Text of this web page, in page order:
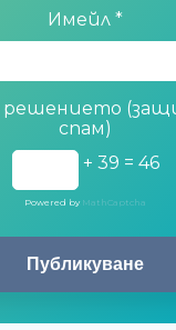
Имейл *
решението
спам)
+ 39 = 46
Powered by MathCaptcha